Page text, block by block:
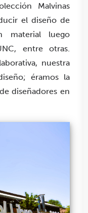
Malvinas
el diseño de
material luego
entre otras.
nuestra
éramos la
diseñadores en